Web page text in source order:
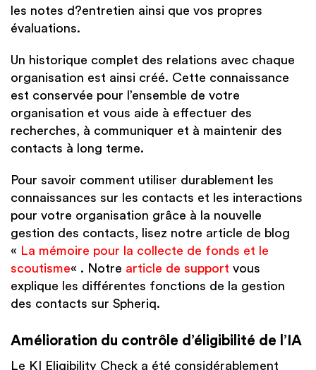
les notes d?entretien ainsi que vos propres
évaluations.
Un historique complet des relations avec chaque
organisation est ainsi créé. Cette connaissance
est conservée pour l’ensemble de votre
organisation et vous aide à effectuer des
recherches, à communiquer et à maintenir des
contacts à long terme.
Pour savoir comment utiliser durablement les
connaissances sur les contacts et les interactions
pour votre organisation grâce à la nouvelle
gestion des contacts, lisez notre article de blog
« La mémoire pour la collecte de fonds et le
scoutisme« . Notre article de support vous
explique les différentes fonctions de la gestion
des contacts sur Spheriq.
Amélioration du contrôle d’éligibilité de l’IA
Le KI Eligibility Check a été considérablement